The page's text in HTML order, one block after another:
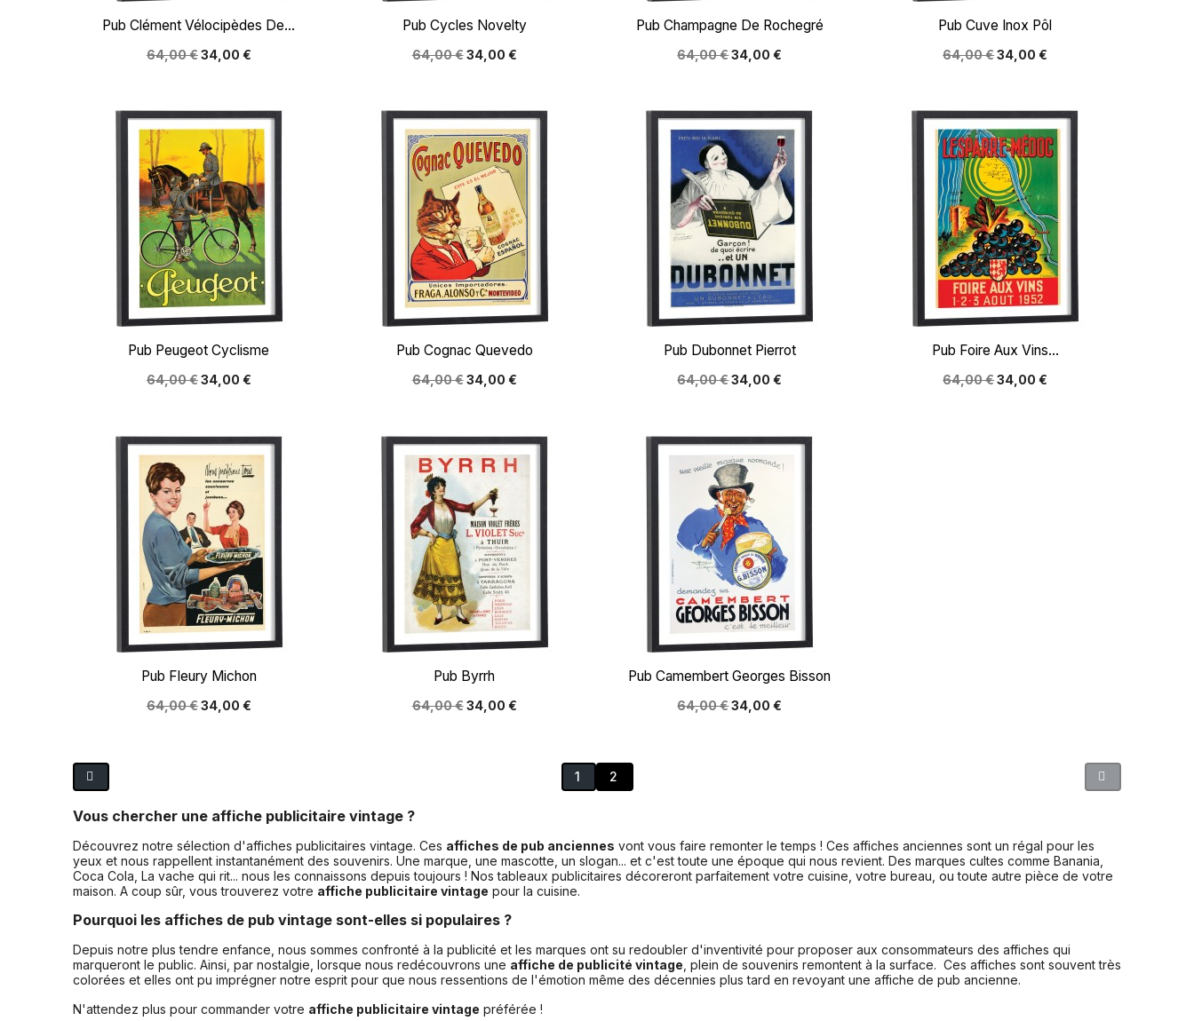
Aperçu rapide
Pub Clément Vélocipèdes De...
64,00 €34,00 €
Aperçu rapide
Pub Cycles Novelty
64,00 €34,00 €
Aperçu rapide
Pub Champagne De Rochegré
64,00 €34,00 €
Aperçu rapide
Pub Cuve Inox Pôl
64,00 €34,00 €
Aperçu rapide
Pub Peugeot Cyclisme
64,00 €34,00 €
Aperçu rapide
Pub Cognac Quevedo
64,00 €34,00 €
 Aperçu rapide
Pub Dubonnet Pierrot
64,00 €34,00 €
 Aperçu rapide
Pub Foire Aux Vins...
64,00 €34,00 €
Aperçu rapide
Pub Fleury Michon
64,00 €34,00 €
Aperçu rapide
Pub Byrrh
64,00 €34,00 €
Aperçu rapide
Pub Camembert Georges Bisson
64,00 €34,00 €
1 2
Vous chercher une affiche publicitaire vintage ?
Découvrez notre sélection d'affiches publicitaires vintage. Ces affiches de pub anciennes vont vous faire remonter le temps ! Ces affiches anciennes sont un régal pour les
yeux et nous rappellent instantanément des souvenirs. Une marque, une mascotte, un slogan... et c'est toute une époque qui nous revient. Des marques cultes comme Banania,
Coca Cola, La vache qui rit... nous les connaissons depuis toujours ! Nos tableaux publicitaires décoreront parfaitement votre cuisine, votre bureau, ou toute autre pièce de votre
maison. A coup sûr, vous trouverez votre affiche publicitaire vintage pour la cuisine.
Pourquoi les affiches de pub vintage sont-elles si populaires ?
Depuis notre plus tendre enfance, nous sommes confronté à la publicité et les marques ont su redoubler d'inventivité pour proposer aux consommateurs des affiches qui
marqueront le public. Ainsi, par nostalgie, lorsque nous redécouvrons une affiche de publicité vintage , plein de souvenirs remontent à la surface. Ces affiches sont souvent très
colorées et elles ont pu imprégner notre esprit pour que nous ressentions de l'émotion même des décennies plus tard en revoyant une affiche de pub ancienne.
N'attendez plus pour commander votre affiche publicitaire vintage préférée !